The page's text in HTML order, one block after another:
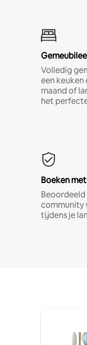
Volledig
een keuken
maand of
het
Boeken
community
tijdens je